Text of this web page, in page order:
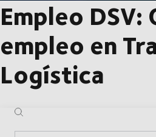
Empleo
empleo en
Logística